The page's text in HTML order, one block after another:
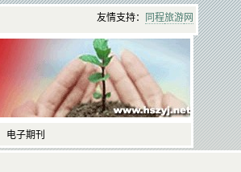
友情支持： 同程旅游网
电子期刊